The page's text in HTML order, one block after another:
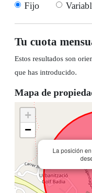
Fijo
Tu cuota
Estos resultados son
que has introducido.
Mapa de
La posición
+
−